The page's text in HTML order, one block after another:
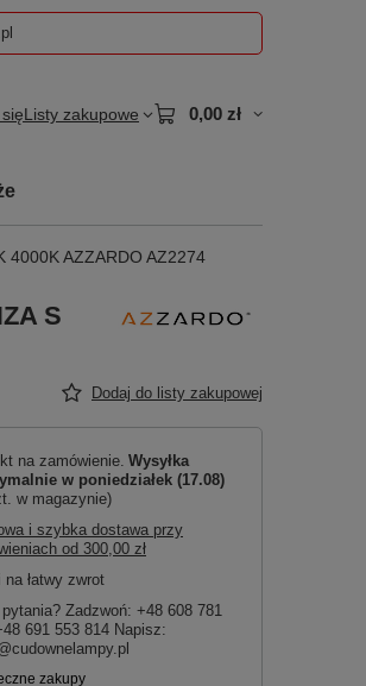
Listy zakupowe 0,00 zł
4000K AZZARDO AZ2274
S
Dodaj do listy zakupowej
na zamówienie Wysyłka
w poniedziałek (17.08)
w magazynie)
i szybka dostawa przy
od 300,00 zł
na łatwy zwrot
Zadzwoń: +48 608 781
691 553 814 Napisz: